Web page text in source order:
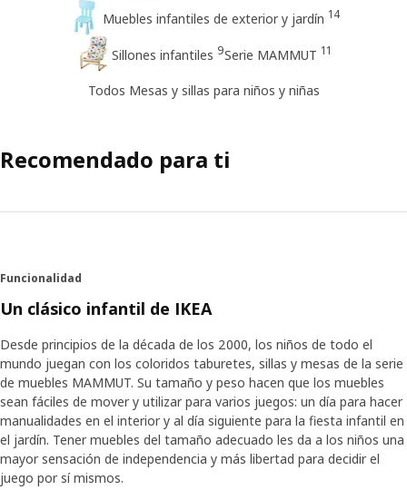
Muebles infantiles de exterior y jardín 14
Sillones infantiles 9Serie MAMMUT 11
Todos Mesas y sillas para niños y niñas
Recomendado para ti
Funcionalidad
Un clásico infantil de IKEA
Desde principios de la década de los 2000, los niños de todo el
mundo juegan con los coloridos taburetes, sillas y mesas de la serie
de muebles MAMMUT. Su tamaño y peso hacen que los muebles
sean fáciles de mover y utilizar para varios juegos: un día para hacer
manualidades en el interior y al día siguiente para la fiesta infantil en
el jardín. Tener muebles del tamaño adecuado les da a los niños una
mayor sensación de independencia y más libertad para decidir el
juego por sí mismos.